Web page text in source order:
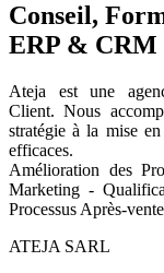
Conseil,
ERP & CRM
Ateja est une
Client.Nous
stratégie à la mise
efficaces.
Amélioration des
Marketing -
Processus Après-vente
ATEJA SARL